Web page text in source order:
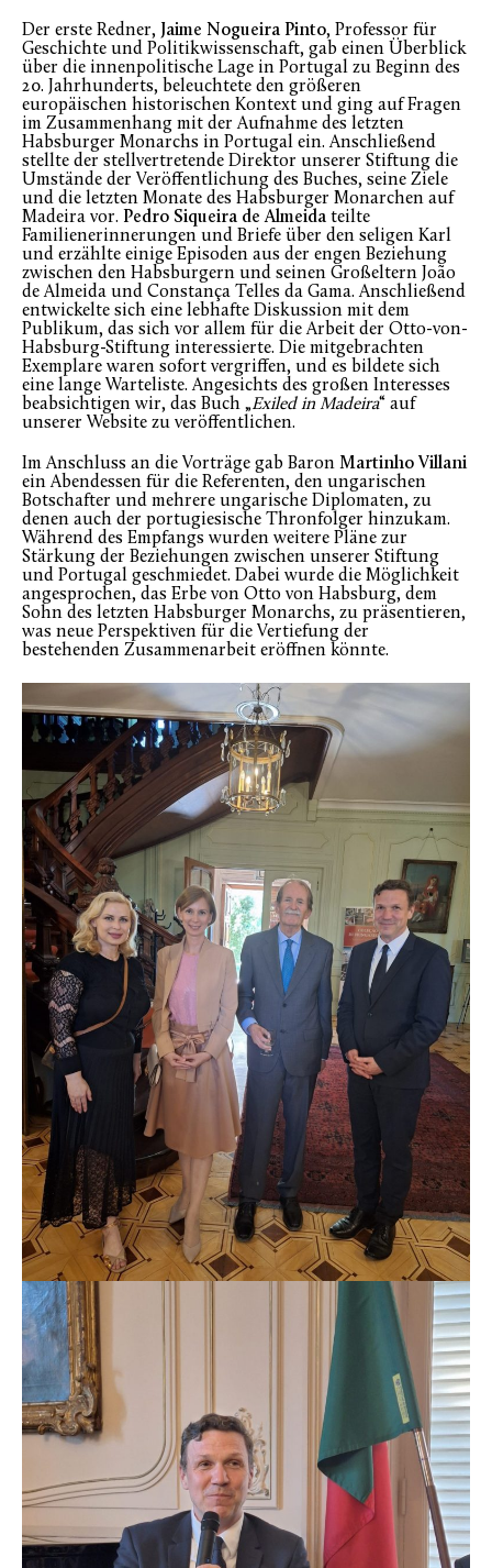
Der erste Redner, Jaime Nogueira Pinto, Professor für
Geschichte und Politikwissenschaft, gab einen Überblick
über die innenpolitische Lage in Portugal zu Beginn des
20. Jahrhunderts, beleuchtete den größeren
europäischen historischen Kontext und ging auf Fragen
im Zusammenhang mit der Aufnahme des letzten
Habsburger Monarchs in Portugal ein. Anschließend
stellte der stellvertretende Direktor unserer Stiftung die
Umstände der Veröffentlichung des Buches, seine Ziele
und die letzten Monate des Habsburger Monarchen auf
Madeira vor. Pedro Siqueira de Almeida teilte
Familienerinnerungen und Briefe über den seligen Karl
und erzählte einige Episoden aus der engen Beziehung
zwischen den Habsburgern und seinen Großeltern João
de Almeida und Constança Telles da Gama. Anschließend
entwickelte sich eine lebhafte Diskussion mit dem
Publikum, das sich vor allem für die Arbeit der Otto-von-
Habsburg-Stiftung interessierte. Die mitgebrachten
Exemplare waren sofort vergriffen, und es bildete sich
eine lange Warteliste. Angesichts des großen Interesses
beabsichtigen wir, das Buch „Exiled in Madeira“ auf
unserer Website zu veröffentlichen.
Im Anschluss an die Vorträge gab Baron Martinho Villani
ein Abendessen für die Referenten, den ungarischen
Botschafter und mehrere ungarische Diplomaten, zu
denen auch der portugiesische Thronfolger hinzukam.
Während des Empfangs wurden weitere Pläne zur
Stärkung der Beziehungen zwischen unserer Stiftung
und Portugal geschmiedet. Dabei wurde die Möglichkeit
angesprochen, das Erbe von Otto von Habsburg, dem
Sohn des letzten Habsburger Monarchs, zu präsentieren,
was neue Perspektiven für die Vertiefung der
bestehenden Zusammenarbeit eröffnen könnte.